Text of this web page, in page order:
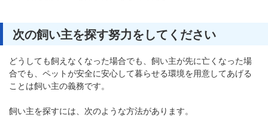
次の飼い主を探す努力をしてください
どうしても飼えなくなった場合でも、飼い主が先に亡くなった場
合でも、ペットが安全に安心して暮らせる環境を用意してあげる
ことは飼い主の義務です。
飼い主を探すには、次のような方法があります。